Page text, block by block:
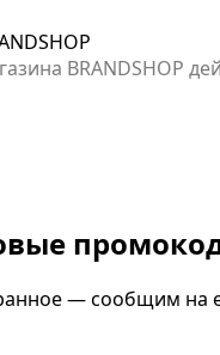
BRANDSHOP
ваших накоплений. Скидка 5% —
15% — сумма покупок более
покупателя,
ФИО, адрес
— сообщим на